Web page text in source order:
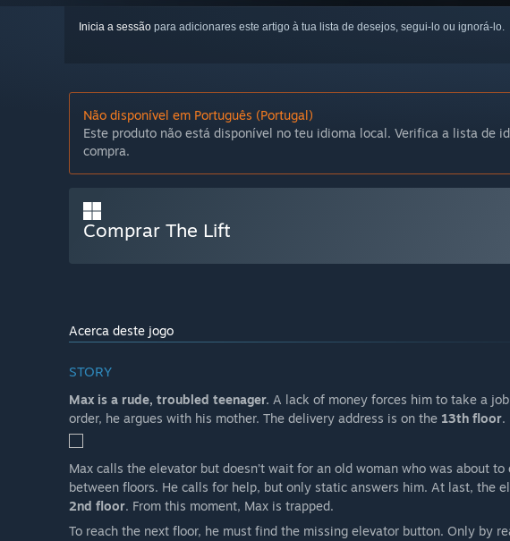
Inicia a sessão para adicionares este artigo à tua lista de desejos, segui-lo ou ignorá-lo.
Não disponível em Português (Portugal)
Este produto não está disponível no teu idioma local. Verifica a lista de
compra.
Comprar The Lift
Acerca deste jogo
STORY
Max is a rude, troubled teenager. A lack of money forces him to take a
order, he argues with his mother. The delivery address is on the 13th floor.
Max calls the elevator but doesn’t wait for an old woman who was about
between floors. He calls for help, but only static answers him. At last, the
2nd floor. From this moment, Max is trapped.
To reach the next floor, he must find the missing elevator button. Only by